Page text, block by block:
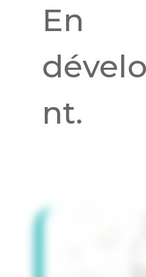
En
nt.